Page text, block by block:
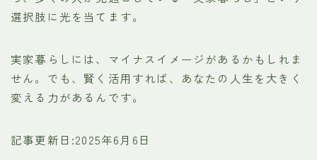
選択肢に光を当てます。
実家暮らしには、マイナスイメージがあるかもしれま
せん。でも、賢く活用すれば、あなたの人生を大きく
変える力があるんです。
記事更新日:2025年6月6日